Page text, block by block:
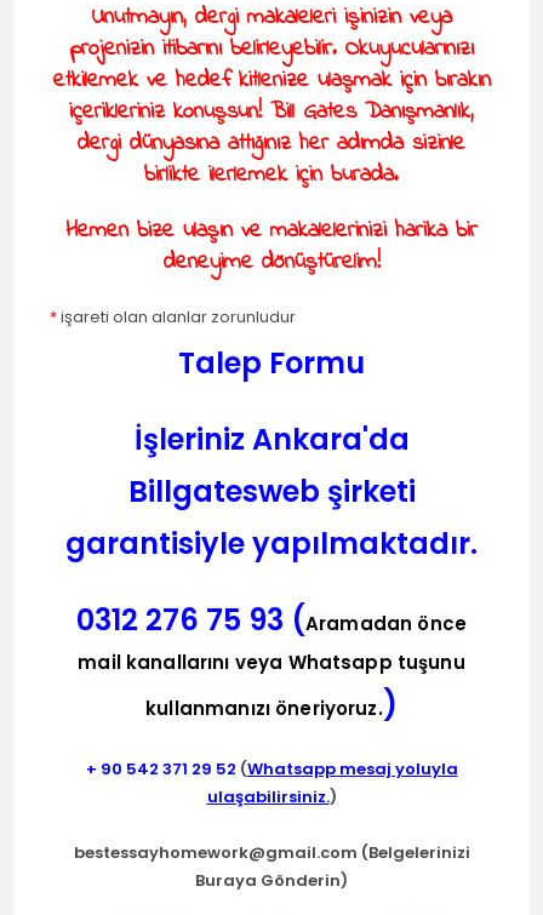
Unutmayın, dergi makaleleri işinizin veya
projenizin itibarını belirleyebilir. Okuyucularınızı
etkilemek ve hedef kitlenize ulaşmak için bırakın
içerikleriniz konuşsun! Bill Gates Danışmanlık,
dergi dünyasına attığınız her adımda sizinle
birlikte ilerlemek için burada.
Hemen bize ulaşın ve makalelerinizi harika bir
deneyime dönüştürelim!
*işareti olan alanlar zorunludur
Talep Formu
İşleriniz Ankara'da
Billgatesweb şirketi
garantisiyle yapılmaktadır.
0312 276 75 93 (Aramadan önce
mail kanallarını veya Whatsapp tuşunu
kullanmanızı öneriyoruz.)
+ 90 542 371 29 52 (Whatsapp mesaj yoluyla
ulaşabilirsiniz.)
bestessayhomework@gmail.com (Belgelerinizi
Buraya Gönderin)